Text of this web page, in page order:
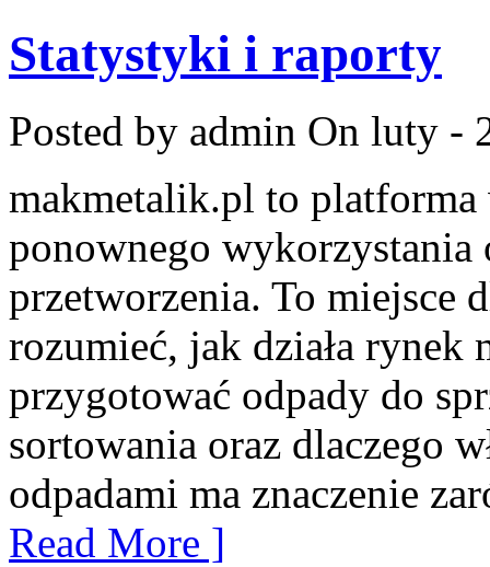
Statystyki i raporty
Posted by admin On luty -
makmetalik.pl to
ponownego wykorzystania
przetworzenia. To miejsce
rozumieć, jak działa rynek
przygotować odpady do
sortowania oraz dlaczego
odpadami ma znaczenie
Read More ]